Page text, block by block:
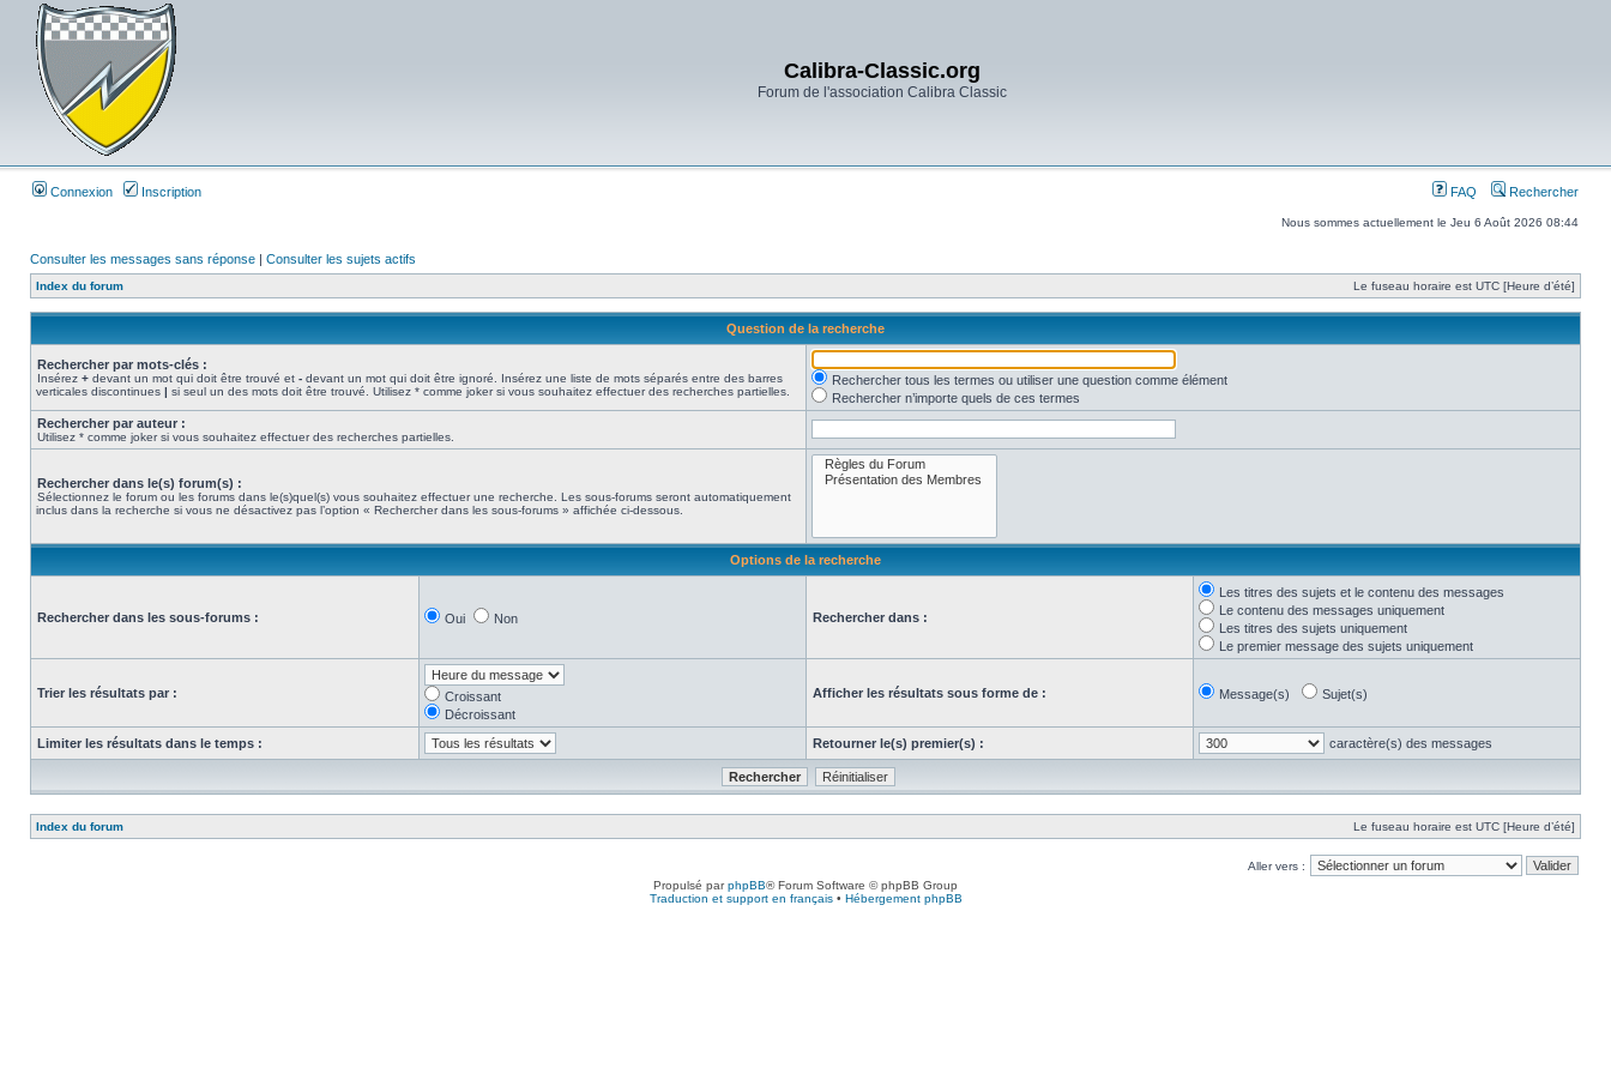
Calibra-Classic.org
Forum de l'association Calibra Classic
Connexion Inscription FAQ Rechercher
Nous sommes actuellement le Jeu 6 Août 2026 08:44
Consulter les messages sans réponse | Consulter les sujets actifs
Index du forum Le fuseau horaire est UTC [Heure d’été]
Question de la recherche
Rechercher par mots-clés :
Insérez + devant un mot qui doit être trouvé et - devant un mot qui doit être ignoré. Insérez une liste de mots séparés entre des barres
verticales discontinues | si seul un des mots doit être trouvé. Utilisez * comme joker si vous souhaitez effectuer des recherches partielles.
Rechercher tous les termes ou utiliser une question comme élément
Rechercher n’importe quels de ces termes
Rechercher par auteur :
Utilisez * comme joker si vous souhaitez effectuer des recherches partielles.
Rechercher dans le(s) forum(s) :
Sélectionnez le forum ou les forums dans le(s)quel(s) vous souhaitez effectuer une recherche. Les sous-forums seront automatiquement
inclus dans la recherche si vous ne désactivez pas l’option « Rechercher dans les sous-forums » affichée ci-dessous.
Options de la recherche
Rechercher dans les sous-forums : Oui Non Rechercher dans :
Les titres des sujets et le contenu des messages
Le contenu des messages uniquement
Les titres des sujets uniquement
Le premier message des sujets uniquement
Trier les résultats par :
Croissant
Décroissant
Afficher les résultats sous forme de : Message(s) Sujet(s)
Limiter les résultats dans le temps : Retourner le(s) premier(s) : caractère(s) des messages
Index du forum Le fuseau horaire est UTC [Heure d’été]
Aller vers :
Propulsé parphpBB® Forum Software © phpBB Group
Traduction et support en français• Hébergement phpBB